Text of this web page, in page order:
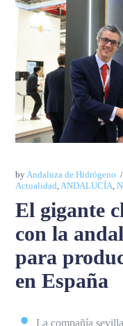
byAndaluza de Hidrógeno
Actualidad,ANDALUCÍA,
El gigante
con la
para
en España
La compañía